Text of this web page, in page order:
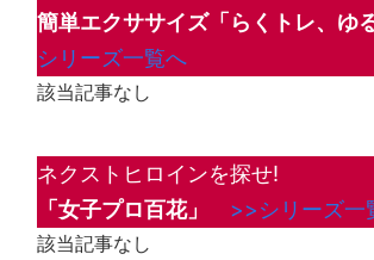
簡単エクササイズ「らくトレ、ゆ
シリーズ一覧へ
該当記事なし
ネクストヒロインを探せ!
「女子プロ百花」
>>シリーズ一
該当記事なし